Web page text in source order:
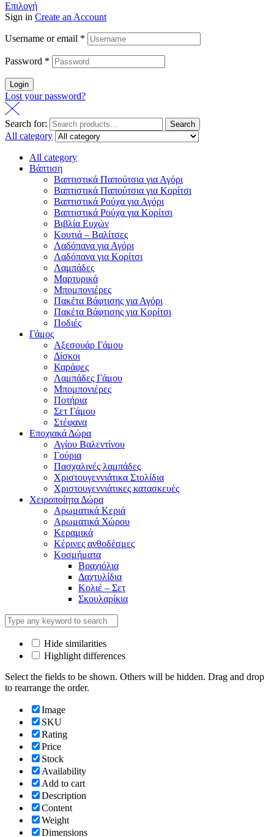
Επιλογή
Sign in Create an Account
Username or email *
Password *
Login
Lost your password?
Search for: Search
All category
All category
Βάπτιση
Βαπτιστικά Παπούτσια για Αγόρι
Βαπτιστικά Παπούτσια για Κορίτσι
Βαπτιστικά Ρούχα για Αγόρι
Βαπτιστικά Ρούχα για Κορίτσι
Βιβλία Ευχών
Κουτιά – Βαλίτσες
Λαδόπανα για Αγόρι
Λαδόπανα για Κορίτσι
Λαμπάδες
Μαρτυρικά
Μπομπονιέρες
Πακέτα Βάφτισης για Αγόρι
Πακέτα Βάφτισης για Κορίτσι
Ποδιές
Γάμος
Αξεσουάρ Γάμου
Δίσκοι
Καράφες
Λαμπάδες Γάμου
Μπομπονιέρες
Ποτήρια
Σετ Γάμου
Στέφανα
Εποχιακά Δώρα
Αγίου Βαλεντίνου
Γούρια
Πασχαλινές λαμπάδες
Χριστουγεννιάτικα Στολίδια
Χριστουγεννιάτικες κατασκευές
Χειροποίητα Δώρα
Αρωματικά Κεριά
Αρωματικά Χώρου
Κεραμικά
Κέρινες ανθοδέσμες
Κοσμήματα
Βραχιόλια
Δαχτυλίδια
Κολιέ – Σετ
Σκουλαρίκια
Hide similarities
Highlight differences
Select the fields to be shown. Others will be hidden. Drag and drop
to rearrange the order.
Image
SKU
Rating
Price
Stock
Availability
Add to cart
Description
Content
Weight
Dimensions